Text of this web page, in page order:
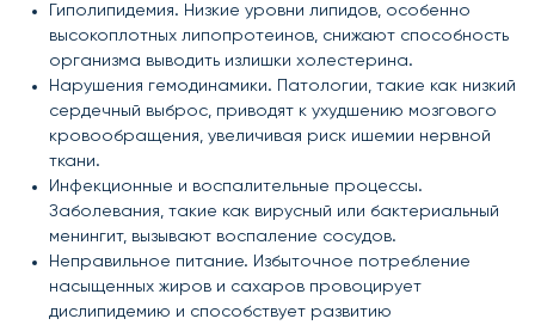
Гиполипидемия. Низкие уровни липидов, особенно
высокоплотных липопротеинов, снижают способность
организма выводить излишки холестерина.
Нарушения гемодинамики. Патологии, такие как низкий
сердечный выброс, приводят к ухудшению мозгового
кровообращения, увеличивая риск ишемии нервной
ткани.
Инфекционные и воспалительные процессы.
Заболевания, такие как вирусный или бактериальный
менингит, вызывают воспаление сосудов.
Неправильное питание. Избыточное потребление
насыщенных жиров и сахаров провоцирует
дислипидемию и способствует развитию